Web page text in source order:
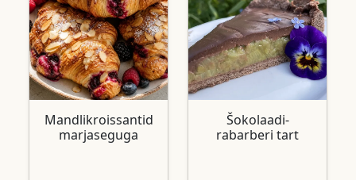
Mandlikroissantid
marjaseguga
Šokolaadi-
rabarberi tart